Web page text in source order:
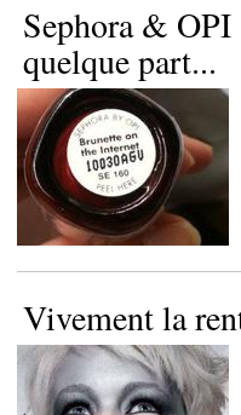
Sephora &
quelque part...
Vivement la